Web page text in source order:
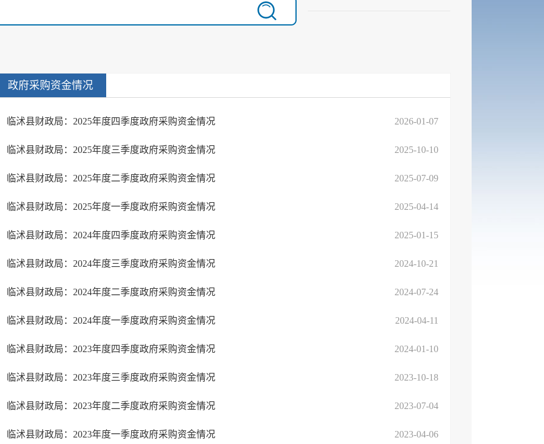
政府采购资金情况
临沭县财政局：2025年度四季度政府采购资金情况 2026-01-07
临沭县财政局：2025年度三季度政府采购资金情况 2025-10-10
临沭县财政局：2025年度二季度政府采购资金情况 2025-07-09
临沭县财政局：2025年度一季度政府采购资金情况 2025-04-14
临沭县财政局：2024年度四季度政府采购资金情况 2025-01-15
临沭县财政局：2024年度三季度政府采购资金情况 2024-10-21
临沭县财政局：2024年度二季度政府采购资金情况 2024-07-24
临沭县财政局：2024年度一季度政府采购资金情况 2024-04-11
临沭县财政局：2023年度四季度政府采购资金情况 2024-01-10
临沭县财政局：2023年度三季度政府采购资金情况 2023-10-18
临沭县财政局：2023年度二季度政府采购资金情况 2023-07-04
临沭县财政局：2023年度一季度政府采购资金情况 2023-04-06